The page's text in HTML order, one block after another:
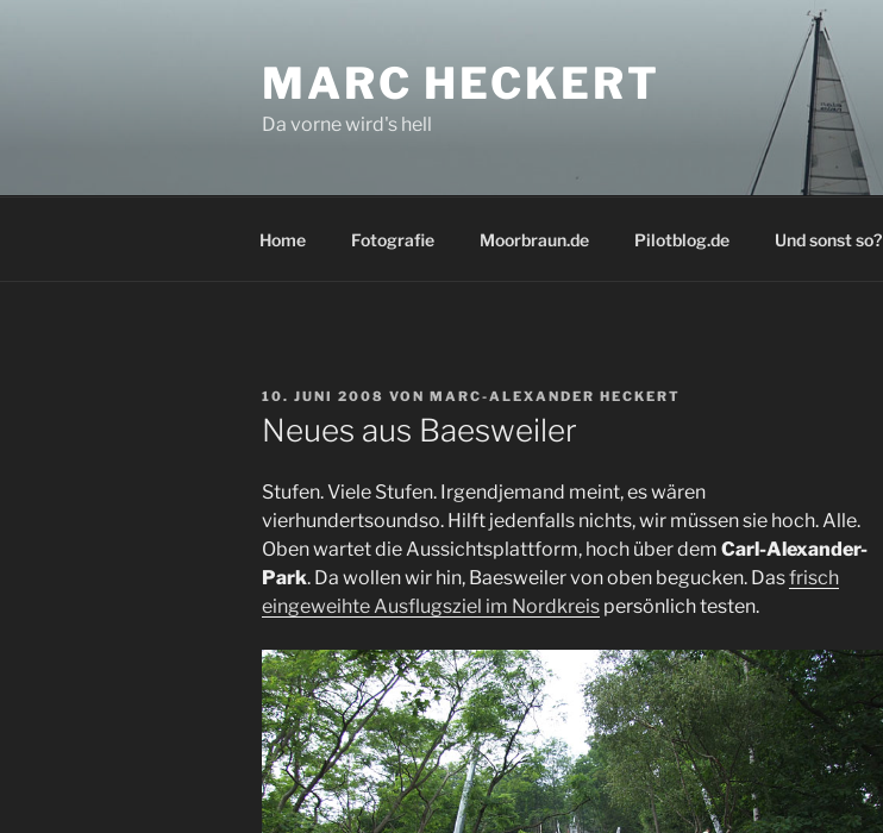
MARC HECKERT
Da vorne wird's hell
Home Fotografie Moorbraun.de Pilotblog.de Und sonst so?
VERÖFFENTLICHT
AM
10. JUNI 2008 VON MARC-ALEXANDER HECKERT
Neues aus Baesweiler
Stufen. Viele Stufen. Irgendjemand meint, es wären
vierhundertsoundso. Hilft jedenfalls nichts, wir müssen sie hoch. Alle.
Oben wartet die Aussichtsplattform, hoch über dem Carl-Alexander-
Park. Da wollen wir hin, Baesweiler von oben begucken. Dasfrisch
eingeweihte Ausflugsziel im Nordkreis persönlich testen.